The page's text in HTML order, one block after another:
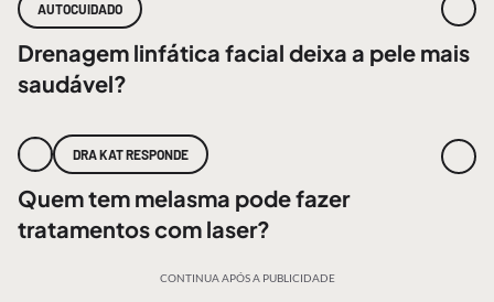
AUTOCUIDADO
Drenagem linfática facial deixa a pele mais
saudável?
DRA KAT RESPONDE
Quem tem melasma pode fazer
tratamentos com laser?
CONTINUA APÓS A PUBLICIDADE